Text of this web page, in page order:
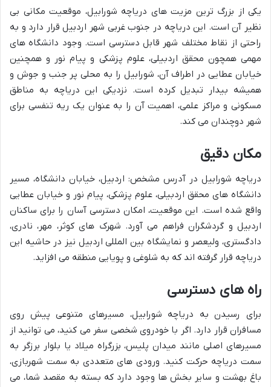
یکی از بزرگ ترین مزیت های دریاچه شورابیل، موقعیت مکانی بی
نظیر آن است. این دریاچه در جنوب غربی شهر اردبیل قرار دارد و به
راحتی از نقاط مختلف شهر قابل دسترسی است. وجود دانشگاه های
مهمی همچون محقق اردبیلی، علوم پزشکی و پیام نور و همچنین
خیابان عطایی در اطراف آن، شورابیل را به محلی پر جنب و جوش و
همیشه بیدار تبدیل کرده است. نزدیکی این دریاچه به مناطق
مسکونی و مراکز علمی، اهمیت آن را به عنوان یک ریه تنفسی برای
شهر دوچندان می کند.
مکان دقیق
دریاچه شورابیل در آدرس مشخص: اردبیل، خیابان دانشگاه، مسیر
دانشگاه های محقق اردبیلی، علوم پزشکی، پیام نور و خیابان عطایی
واقع شده است. این موقعیت، امکان دسترسی آسان را برای ساکنان
اردبیل و گردشگران فراهم می آورد. شهرک های کوثر، مهر، نادری،
دادگستری، ولیعصر و نمایشگاه بین المللی اردبیل نیز در حاشیه این
دریاچه قرار گرفته اند که به شلوغی و پویایی منطقه می افزاید.
راه های دسترسی
برای رسیدن به دریاچه شورابیل، مسیرهای متنوعی پیش روی
مسافران قرار دارد. اگر با خودروی شخصی سفر می کنید، می توانید از
مسیرهای اصلی مانند میدان پلیس، بزرگراه میلاد یا بلوار برزگر به
سمت دریاچه حرکت کنید. ورودی های متعددی به سمت شهربازی،
باغ بهشت و سایر بخش ها وجود دارد که بسته به مقصد شما، می